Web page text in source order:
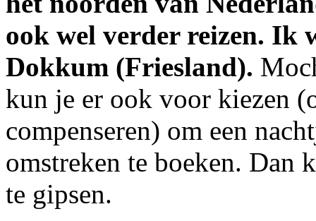
ook wel verder reizen. Ik
Dokkum (Friesland).
kun je er ook voor kiezen
compenseren) om een
omstreken te boeken. Dan
te gipsen.